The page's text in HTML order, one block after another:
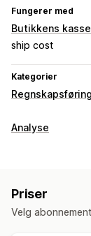
Fungerer med
Butikkens kasse
ship cost
Kategorier
Regnskapsføring
Økonomiske
Økonomisk drift
Analyse
Livstidsverdi
Priser
Velg